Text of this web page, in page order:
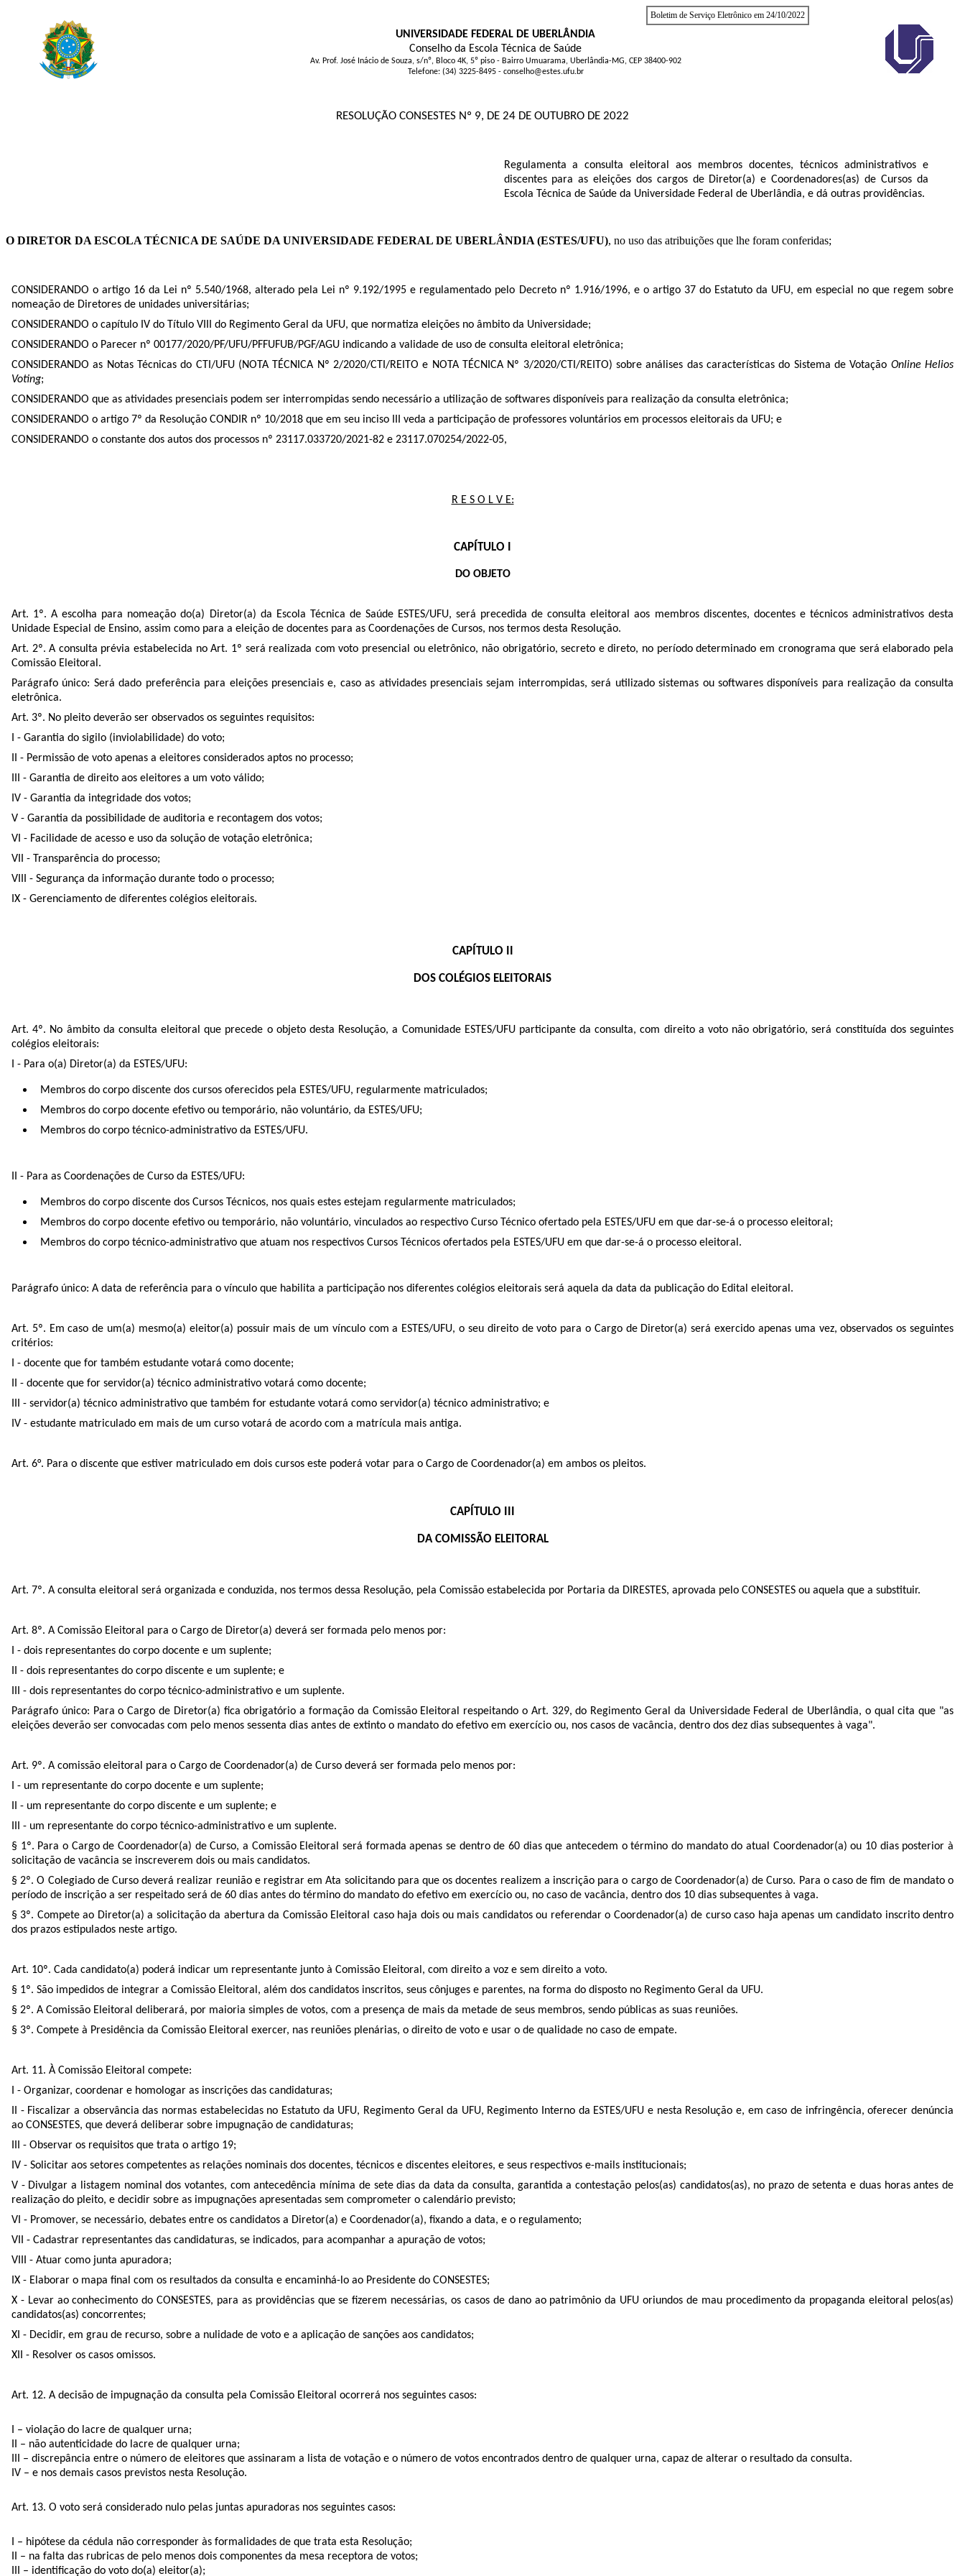
Boletim de Serviço Eletrônico em 24/10/2022
UNIVERSIDADE FEDERAL DE UBERLÂNDIA
Conselho da Escola Técnica de Saúde
Av. Prof. José Inácio de Souza, s/nº, Bloco 4K, 5º piso - Bairro Umuarama, Uberlândia-MG, CEP 38400-902
Telefone: (34) 3225-8495 - conselho@estes.ufu.br
RESOLUÇÃO CONSESTES Nº 9, DE 24 DE OUTUBRO DE 2022
Regulamenta a consulta eleitoral aos membros docentes, técnicos administrativos e
discentes para as eleições dos cargos de Diretor(a) e Coordenadores(as) de Cursos da
Escola Técnica de Saúde da Universidade Federal de Uberlândia, e dá outras providências.
O DIRETOR DA ESCOLA TÉCNICA DE SAÚDE DA UNIVERSIDADE FEDERAL DE UBERLÂNDIA (ESTES/UFU), no uso das atribuições que lhe foram conferidas;
CONSIDERANDO o artigo 16 da Lei nº 5.540/1968, alterado pela Lei nº 9.192/1995 e regulamentado pelo Decreto nº 1.916/1996, e o artigo 37 do Estatuto da UFU, em especial no que regem sobre
nomeação de Diretores de unidades universitárias;
CONSIDERANDO o capítulo IV do Título VIII do Regimento Geral da UFU, que normatiza eleições no âmbito da Universidade;
CONSIDERANDO o Parecer nº 00177/2020/PF/UFU/PFFUFUB/PGF/AGU indicando a validade de uso de consulta eleitoral eletrônica;
CONSIDERANDO as Notas Técnicas do CTI/UFU (NOTA TÉCNICA Nº 2/2020/CTI/REITO e NOTA TÉCNICA Nº 3/2020/CTI/REITO) sobre análises das características do Sistema de Votação Online Helios
Voting;
CONSIDERANDO que as atividades presenciais podem ser interrompidas sendo necessário a utilização de softwares disponíveis para realização da consulta eletrônica;
CONSIDERANDO o artigo 7º da Resolução CONDIR nº 10/2018 que em seu inciso III veda a participação de professores voluntários em processos eleitorais da UFU; e
CONSIDERANDO o constante dos autos dos processos nº 23117.033720/2021-82 e 23117.070254/2022-05,
R E S O L V E:
CAPÍTULO I
DO OBJETO
Art. 1º. A escolha para nomeação do(a) Diretor(a) da Escola Técnica de Saúde ESTES/UFU, será precedida de consulta eleitoral aos membros discentes, docentes e técnicos administrativos desta
Unidade Especial de Ensino, assim como para a eleição de docentes para as Coordenações de Cursos, nos termos desta Resolução.
Art. 2º. A consulta prévia estabelecida no Art. 1º será realizada com voto presencial ou eletrônico, não obrigatório, secreto e direto, no período determinado em cronograma que será elaborado pela
Comissão Eleitoral.
Parágrafo único: Será dado preferência para eleições presenciais e, caso as atividades presenciais sejam interrompidas, será utilizado sistemas ou softwares disponíveis para realização da consulta
eletrônica.
Art. 3º. No pleito deverão ser observados os seguintes requisitos:
I - Garantia do sigilo (inviolabilidade) do voto;
II - Permissão de voto apenas a eleitores considerados aptos no processo;
III - Garantia de direito aos eleitores a um voto válido;
IV - Garantia da integridade dos votos;
V - Garantia da possibilidade de auditoria e recontagem dos votos;
VI - Facilidade de acesso e uso da solução de votação eletrônica;
VII - Transparência do processo;
VIII - Segurança da informação durante todo o processo;
IX - Gerenciamento de diferentes colégios eleitorais.
CAPÍTULO II
DOS COLÉGIOS ELEITORAIS
Art. 4º. No âmbito da consulta eleitoral que precede o objeto desta Resolução, a Comunidade ESTES/UFU participante da consulta, com direito a voto não obrigatório, será constituída dos seguintes
colégios eleitorais:
I - Para o(a) Diretor(a) da ESTES/UFU:
Membros do corpo discente dos cursos oferecidos pela ESTES/UFU, regularmente matriculados;
Membros do corpo docente efetivo ou temporário, não voluntário, da ESTES/UFU;
Membros do corpo técnico-administrativo da ESTES/UFU.
II - Para as Coordenações de Curso da ESTES/UFU:
Membros do corpo discente dos Cursos Técnicos, nos quais estes estejam regularmente matriculados;
Membros do corpo docente efetivo ou temporário, não voluntário, vinculados ao respectivo Curso Técnico ofertado pela ESTES/UFU em que dar-se-á o processo eleitoral;
Membros do corpo técnico-administrativo que atuam nos respectivos Cursos Técnicos ofertados pela ESTES/UFU em que dar-se-á o processo eleitoral.
Parágrafo único: A data de referência para o vínculo que habilita a participação nos diferentes colégios eleitorais será aquela da data da publicação do Edital eleitoral.
Art. 5º. Em caso de um(a) mesmo(a) eleitor(a) possuir mais de um vínculo com a ESTES/UFU, o seu direito de voto para o Cargo de Diretor(a) será exercido apenas uma vez, observados os seguintes
critérios:
I - docente que for também estudante votará como docente;
II - docente que for servidor(a) técnico administrativo votará como docente;
III - servidor(a) técnico administrativo que também for estudante votará como servidor(a) técnico administrativo; e
IV - estudante matriculado em mais de um curso votará de acordo com a matrícula mais antiga.
Art. 6°. Para o discente que estiver matriculado em dois cursos este poderá votar para o Cargo de Coordenador(a) em ambos os pleitos.
CAPÍTULO III
DA COMISSÃO ELEITORAL
Art. 7º. A consulta eleitoral será organizada e conduzida, nos termos dessa Resolução, pela Comissão estabelecida por Portaria da DIRESTES, aprovada pelo CONSESTES ou aquela que a substituir.
Art. 8º. A Comissão Eleitoral para o Cargo de Diretor(a) deverá ser formada pelo menos por:
I - dois representantes do corpo docente e um suplente;
II - dois representantes do corpo discente e um suplente; e
III - dois representantes do corpo técnico-administrativo e um suplente.
Parágrafo único: Para o Cargo de Diretor(a) fica obrigatório a formação da Comissão Eleitoral respeitando o Art. 329, do Regimento Geral da Universidade Federal de Uberlândia, o qual cita que "as
eleições deverão ser convocadas com pelo menos sessenta dias antes de extinto o mandato do efetivo em exercício ou, nos casos de vacância, dentro dos dez dias subsequentes à vaga".
Art. 9º. A comissão eleitoral para o Cargo de Coordenador(a) de Curso deverá ser formada pelo menos por:
I - um representante do corpo docente e um suplente;
II - um representante do corpo discente e um suplente; e
III - um representante do corpo técnico-administrativo e um suplente.
§ 1º. Para o Cargo de Coordenador(a) de Curso, a Comissão Eleitoral será formada apenas se dentro de 60 dias que antecedem o término do mandato do atual Coordenador(a) ou 10 dias posterior à
solicitação de vacância se inscreverem dois ou mais candidatos.
§ 2º. O Colegiado de Curso deverá realizar reunião e registrar em Ata solicitando para que os docentes realizem a inscrição para o cargo de Coordenador(a) de Curso. Para o caso de fim de mandato o
período de inscrição a ser respeitado será de 60 dias antes do término do mandato do efetivo em exercício ou, no caso de vacância, dentro dos 10 dias subsequentes à vaga.
§ 3º. Compete ao Diretor(a) a solicitação da abertura da Comissão Eleitoral caso haja dois ou mais candidatos ou referendar o Coordenador(a) de curso caso haja apenas um candidato inscrito dentro
dos prazos estipulados neste artigo.
Art. 10º. Cada candidato(a) poderá indicar um representante junto à Comissão Eleitoral, com direito a voz e sem direito a voto.
§ 1º. São impedidos de integrar a Comissão Eleitoral, além dos candidatos inscritos, seus cônjuges e parentes, na forma do disposto no Regimento Geral da UFU.
§ 2º. A Comissão Eleitoral deliberará, por maioria simples de votos, com a presença de mais da metade de seus membros, sendo públicas as suas reuniões.
§ 3º. Compete à Presidência da Comissão Eleitoral exercer, nas reuniões plenárias, o direito de voto e usar o de qualidade no caso de empate.
Art. 11. À Comissão Eleitoral compete:
I - Organizar, coordenar e homologar as inscrições das candidaturas;
II - Fiscalizar a observância das normas estabelecidas no Estatuto da UFU, Regimento Geral da UFU, Regimento Interno da ESTES/UFU e nesta Resolução e, em caso de infringência, oferecer denúncia
ao CONSESTES, que deverá deliberar sobre impugnação de candidaturas;
III - Observar os requisitos que trata o artigo 19;
IV - Solicitar aos setores competentes as relações nominais dos docentes, técnicos e discentes eleitores, e seus respectivos e-mails institucionais;
V - Divulgar a listagem nominal dos votantes, com antecedência mínima de sete dias da data da consulta, garantida a contestação pelos(as) candidatos(as), no prazo de setenta e duas horas antes de
realização do pleito, e decidir sobre as impugnações apresentadas sem comprometer o calendário previsto;
VI - Promover, se necessário, debates entre os candidatos a Diretor(a) e Coordenador(a), fixando a data, e o regulamento;
VII - Cadastrar representantes das candidaturas, se indicados, para acompanhar a apuração de votos;
VIII - Atuar como junta apuradora;
IX - Elaborar o mapa final com os resultados da consulta e encaminhá-lo ao Presidente do CONSESTES;
X - Levar ao conhecimento do CONSESTES, para as providências que se fizerem necessárias, os casos de dano ao patrimônio da UFU oriundos de mau procedimento da propaganda eleitoral pelos(as)
candidatos(as) concorrentes;
XI - Decidir, em grau de recurso, sobre a nulidade de voto e a aplicação de sanções aos candidatos;
XII - Resolver os casos omissos.
Art. 12. A decisão de impugnação da consulta pela Comissão Eleitoral ocorrerá nos seguintes casos:
I – violação do lacre de qualquer urna;
II – não autenticidade do lacre de qualquer urna;
III – discrepância entre o número de eleitores que assinaram a lista de votação e o número de votos encontrados dentro de qualquer urna, capaz de alterar o resultado da consulta.
IV – e nos demais casos previstos nesta Resolução.
Art. 13. O voto será considerado nulo pelas juntas apuradoras nos seguintes casos:
I – hipótese da cédula não corresponder às formalidades de que trata esta Resolução;
II – na falta das rubricas de pelo menos dois componentes da mesa receptora de votos;
III – identificação do voto do(a) eleitor(a);